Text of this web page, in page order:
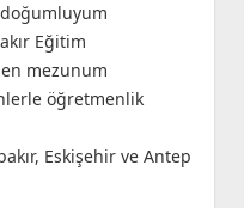
doğumluyum
Eğitim
mezunum
öğretmenlik
Eskişehir ve Antep